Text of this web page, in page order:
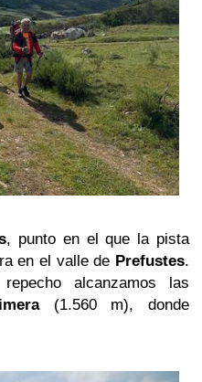
, punto en el que la pista
en el valle de Prefustes.
alcanzamos las
(1.560 m), donde